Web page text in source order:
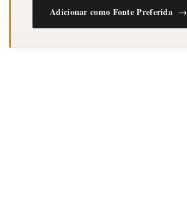
Adicionar como Fonte Preferida →